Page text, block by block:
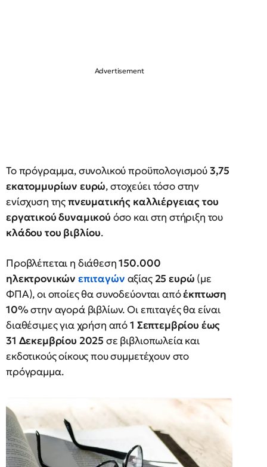
Το πρόγραμμα, συνολικού προϋπολογισμού3,75
εκατομμυρίων ευρώ, στοχεύει τόσο στην
ενίσχυση τηςπνευματικής καλλιέργειας του
εργατικού δυναμικού όσο και στη στήριξη του
κλάδου του βιβλίου.
Προβλέπεται η διάθεση150.000
ηλεκτρονικών επιταγών αξίας 25 ευρώ (με
ΦΠΑ), οι οποίες θα συνοδεύονται απόέκπτωση
10%στην αγορά βιβλίων. Οι επιταγές θα είναι
διαθέσιμες για χρήση από1 Σεπτεμβρίου έως
31 Δεκεμβρίου 2025 σε βιβλιοπωλεία και
εκδοτικούς οίκους που συμμετέχουν στο
πρόγραμμα.